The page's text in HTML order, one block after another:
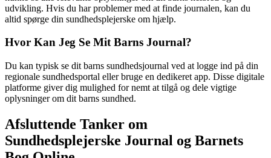
udvikling. Hvis du har problemer med at finde journalen, kan du
altid spørge din sundhedsplejerske om hjælp.
Hvor Kan Jeg Se Mit Barns Journal?
Du kan typisk se dit barns sundhedsjournal ved at logge ind på din
regionale sundhedsportal eller bruge en dedikeret app. Disse digitale
platforme giver dig mulighed for nemt at tilgå og dele vigtige
oplysninger om dit barns sundhed.
Afsluttende Tanker om
Sundhedsplejerske Journal og Barnets